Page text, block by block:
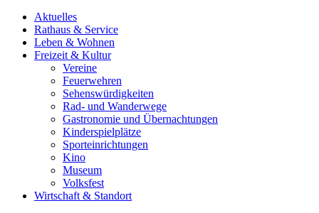
Aktuelles
Rathaus & Service
Leben & Wohnen
Freizeit & Kultur
Vereine
Feuerwehren
Sehenswürdigkeiten
Rad- und Wanderwege
Gastronomie und Übernachtungen
Kinderspielplätze
Sporteinrichtungen
Kino
Museum
Volksfest
Wirtschaft & Standort